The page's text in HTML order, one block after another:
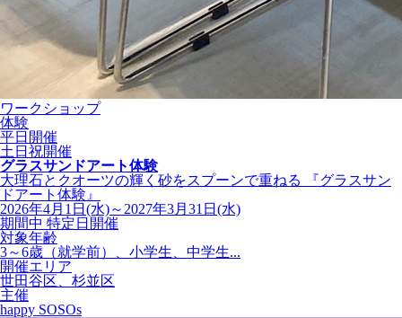
ワークショップ
体験
平日開催
土日祝開催
グラスサンドアート体験
大理石とクオーツの輝く砂をスプーンで重ねる 『グラスサン
ドアート体験』
2026年4月1日(水)～2027年3月31日(水)
期間中 特定日開催
対象年齢
3～6歳（就学前）、小学生、中学生...
開催エリア
世田谷区、杉並区
主催
happy SOSOs